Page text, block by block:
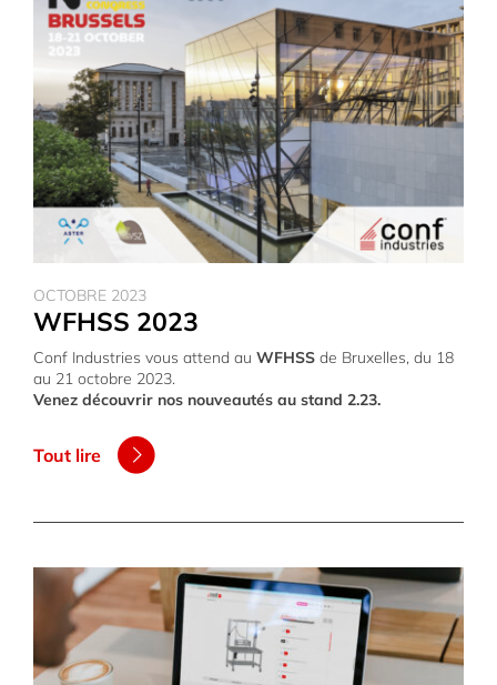
OCTOBRE 2023
WFHSS 2023
Conf Industries vous attend au WFHSSde Bruxelles, du 18
au 21 octobre 2023.
Venez découvrir nos nouveautés au stand 2.23.
Tout lire